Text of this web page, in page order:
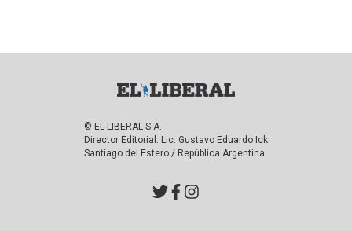
© EL LIBERAL S.A.
Director Editorial: Lic. Gustavo Eduardo Ick
Santiago del Estero / República Argentina